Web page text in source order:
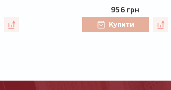
956 грн
Купити